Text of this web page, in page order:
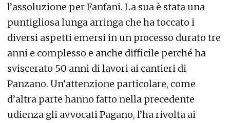
l’assoluzione per Fanfani. La sua è stata una
puntigliosa lunga arringa che ha toccato i
diversi aspetti emersi in un processo durato tre
anni e complesso e anche difficile perché ha
sviscerato 50 anni di lavori ai cantieri di
Panzano. Un’attenzione particolare, come
d’altra parte hanno fatto nella precedente
udienza gli avvocati Pagano, l’ha rivolta ai